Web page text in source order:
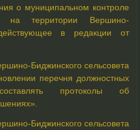
о муниципальном контроле
на территории Вершино-
в редакции от
Биджинского сельсовета
перечня должностных
протоколы об
Биджинскогосельсовета